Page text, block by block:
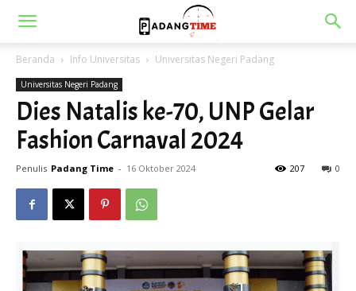
Beranda Info Universitas Universitas Negeri Padang
Universitas Negeri Padang
Dies Natalis ke-70, UNP Gelar
Fashion Carnaval 2024
Penulis Padang Time - 16 Oktober 2024 0
207